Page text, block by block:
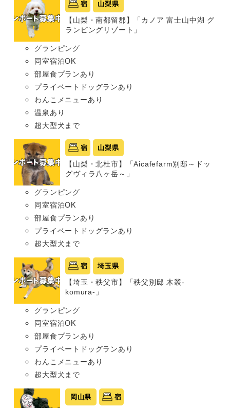
宿 山梨県
【山梨・南都留郡】「カノア 富士山中湖 グ
ランピングリゾート」
グランピング
同室宿泊OK
部屋食プランあり
プライベートドッグランあり
わんこメニューあり
温泉あり
超大型犬まで
宿 山梨県
【山梨・北杜市】「Aicafefarm別邸～ドッ
グヴィラ八ヶ岳～」
グランピング
同室宿泊OK
部屋食プランあり
プライベートドッグランあり
超大型犬まで
宿 埼玉県
【埼玉・秩父市】「秩父別邸 木叢-
komura-」
グランピング
同室宿泊OK
部屋食プランあり
プライベートドッグランあり
わんこメニューあり
超大型犬まで
岡山県 宿